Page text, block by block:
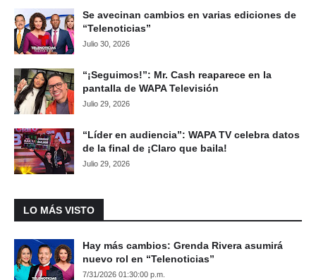
Se avecinan cambios en varias ediciones de
“Telenoticias”
Julio 30, 2026
“¡Seguimos!”: Mr. Cash reaparece en la
pantalla de WAPA Televisión
Julio 29, 2026
“Líder en audiencia”: WAPA TV celebra datos
de la final de ¡Claro que baila!
Julio 29, 2026
LO MÁS VISTO
Hay más cambios: Grenda Rivera asumirá
nuevo rol en “Telenoticias”
7/31/2026 01:30:00 p.m.